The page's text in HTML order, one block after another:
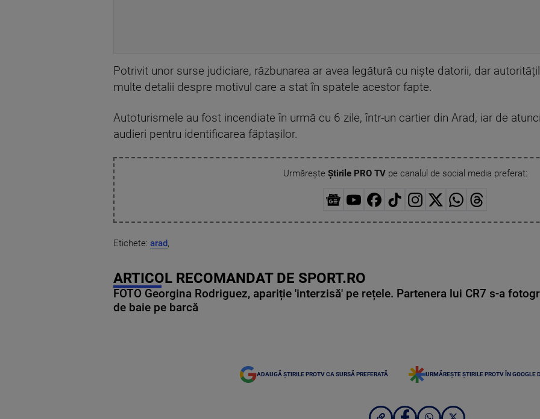
Potrivit unor surse judiciare, răzbunarea ar avea legătură cu niște datorii, dar
multe detalii despre motivul care a stat în spatele acestor fapte.
Autoturismele au fost incendiate în urmă cu 6 zile, într-un cartier din Arad, iar de
audieri pentru identificarea făptașilor.
Urmărește Știrile PRO TVpe canalul de social media preferat:
Etichete: arad,
ARTICOL RECOMANDAT DE SPORT.RO
FOTO Georgina Rodriguez, apariție 'interzisă' pe rețele. Partenera lui CR7 s-a
de baie pe barcă
ADAUGĂ ȘTIRILE PROTV CA SURSĂ PREFERATĂ URMĂREȘTE ȘTIRILE PROTV ÎN GOOGLE